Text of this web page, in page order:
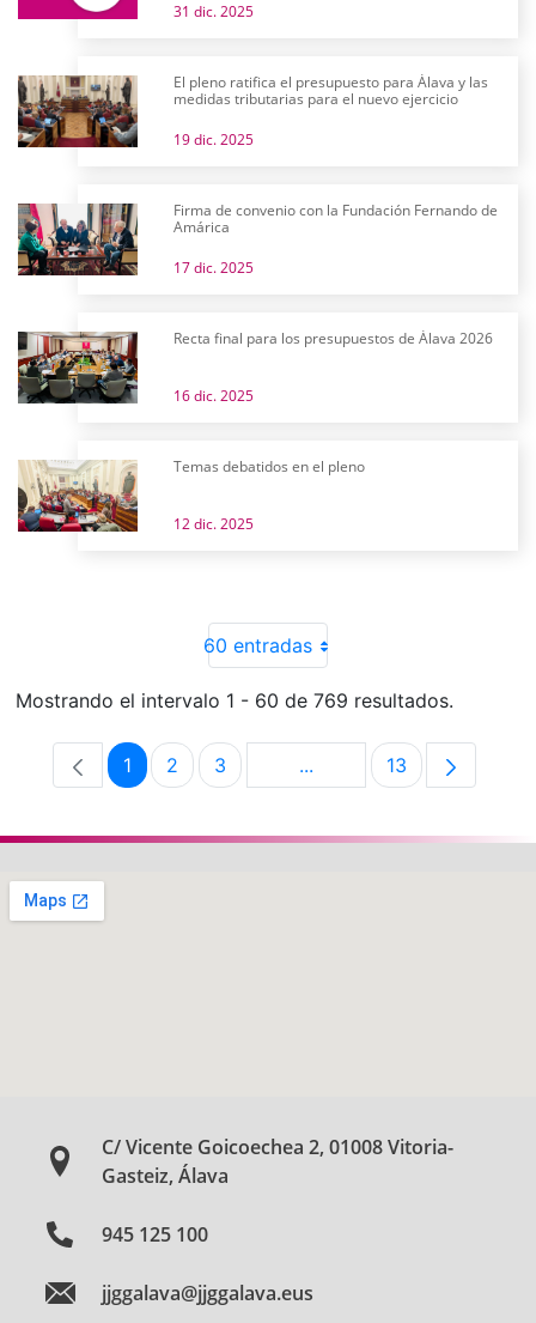
31 dic. 2025
El pleno ratifica el presupuesto para Álava y las
medidas tributarias para el nuevo ejercicio
19 dic. 2025
Firma de convenio con la Fundación Fernando de
Amárica
17 dic. 2025
Recta final para los presupuestos de Álava 2026
16 dic. 2025
Temas debatidos en el pleno
12 dic. 2025
60 entradas
Mostrando el intervalo 1 - 60 de 769 resultados.
Página
1 Página
2 Página
3 ...Páginas intermedias Use
Página
13
C/ Vicente Goicoechea 2, 01008 Vitoria-
Gasteiz, Álava
945 125 100
jjggalava@jjggalava.eus